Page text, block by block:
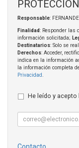
Responsable:
Finalidad: Responder las
información solicitada;
Destinatarios: Solo se
Derechos: Acceder,
indica en la información
la información completa
Privacidad
He leído y acepto
Contacto